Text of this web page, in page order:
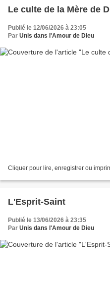
Le culte de la Mère de
Publié le 12/06/2026 à 23:05
Par Unis dans l'Amour de Dieu
Cliquer pour lire, enregistrer ou
L'Esprit-Saint
Publié le 13/06/2026 à 23:35
Par Unis dans l'Amour de Dieu